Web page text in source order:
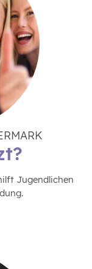
Jugendlichen